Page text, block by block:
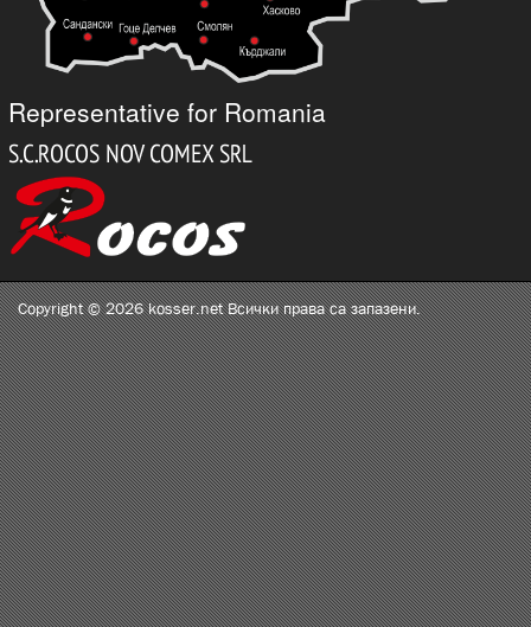
Representative for Romania
Copyright © 2026 kosser.net Всички права са запазени.